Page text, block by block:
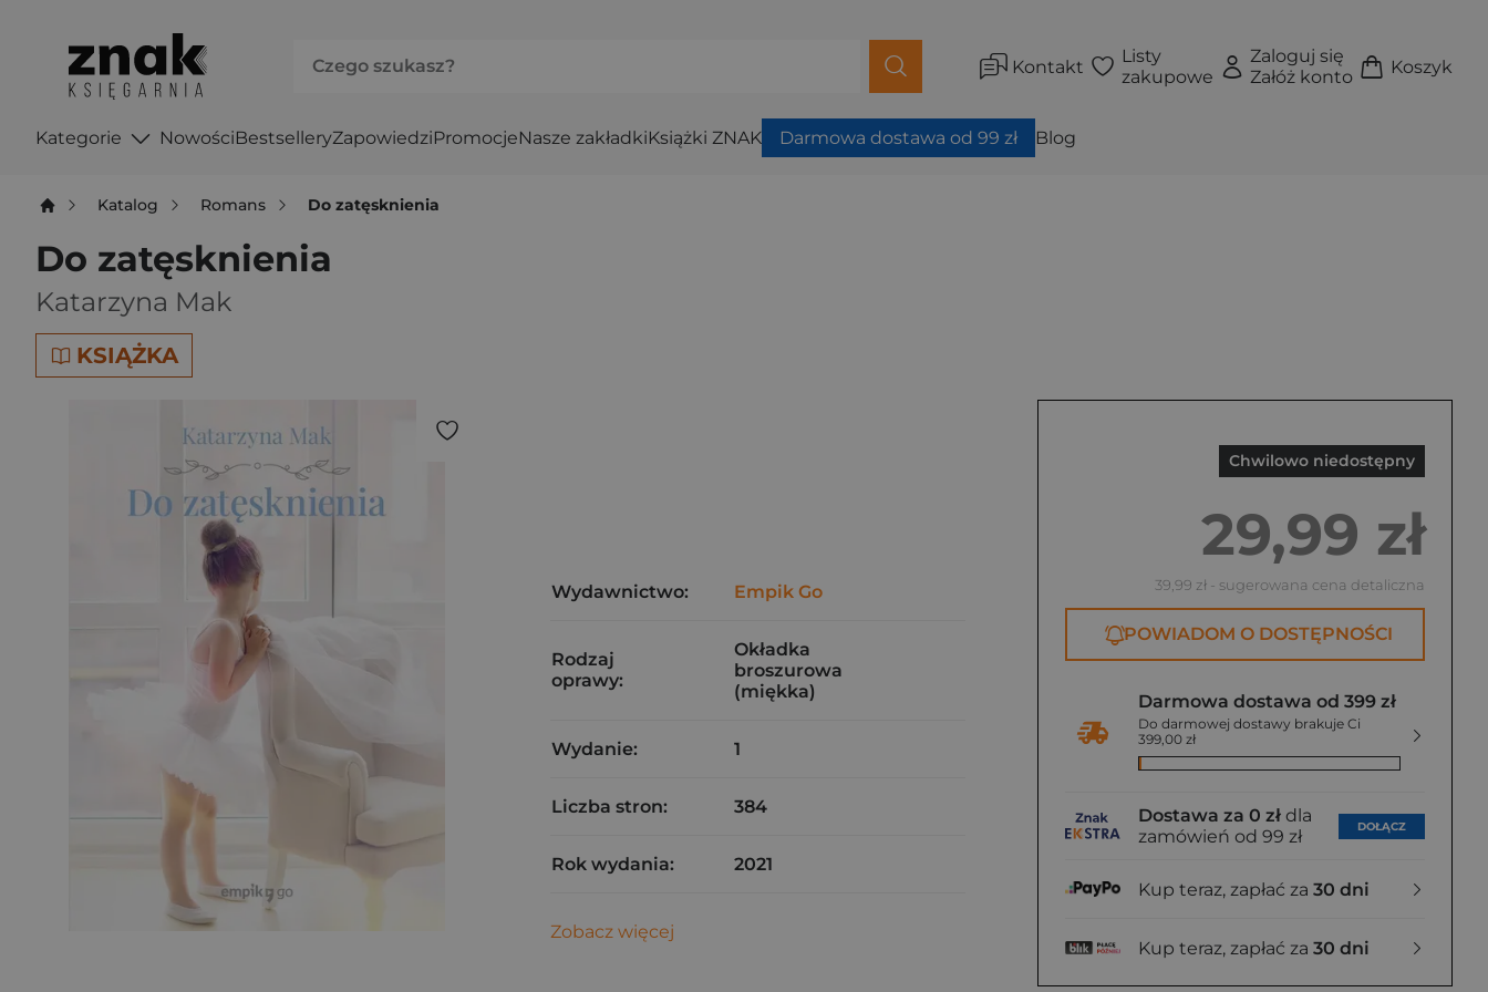
Kontakt
Listy
zakupowe
Zaloguj się
Załóż konto
Koszyk
Kategorie NowościBestselleryZapowiedziPromocjeNasze zakładkiKsiążki ZNAK Darmowa dostawa od 99 zł Blog
Katalog Romans Do zatęsknienia
Do zatęsknienia
Katarzyna Mak
KSIĄŻKA
Chwilowo niedostępny
29,99 zł
39,99 zł - sugerowana cena detaliczna
POWIADOM O DOSTĘPNOŚCI
Darmowa dostawa od 399 zł
Do darmowej dostawy brakuje Ci
399,00 zł
Dostawa za 0 zł dla
zamówień od 99 zł
DOŁĄCZ
Kup teraz, zapłać za 30 dni
Kup teraz, zapłać za 30 dni
Wydawnictwo: Empik Go
Rodzaj
oprawy:
Okładka
broszurowa
(miękka)
Wydanie: 1
Liczba stron: 384
Rok wydania: 2021
Zobacz więcej